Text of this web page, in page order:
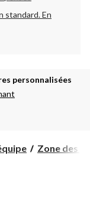
standard.En
personnalisées
Zone des